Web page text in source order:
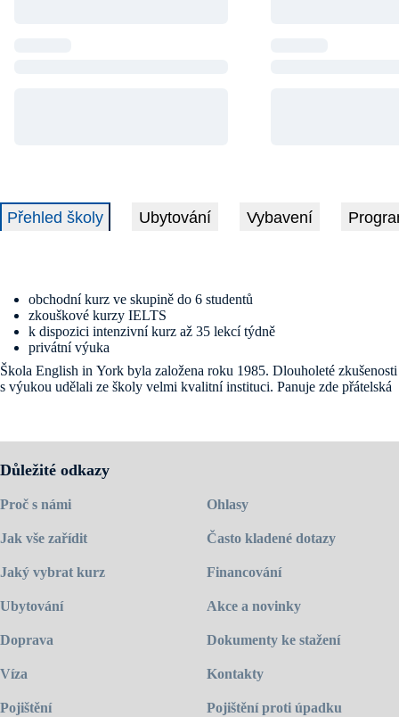
Přehled školy Ubytování Vybavení
obchodní kurz ve skupině do 6 studentů
zkouškové kurzy IELTS
k dispozici intenzivní kurz až 35 lekcí týdně
privátní výuka
Škola English in York byla založena roku 1985. Dlouholeté zkušenosti
s výukou udělali ze školy velmi kvalitní instituci. Panuje zde přátelská
které probíhají v miniskupině s max. 6 studenty. Lektor tak může
každému věnovat více pozornosti a vzniká také prostor sdílet pracovní
zkušenosti. Interiér školy má velmi reprezentativní vzhled a vybavení
splňuje požadavky pro kvalitní výuku. Coffee lounge s kávou, pitnou
vodou a denním tiskem zdarma je ideálním místem k relaxaci o
přestávkách.
Škola sídlí v budově z 18. století a nachází se asi 600 metrů od
poloze ideálním startovním místem pro výlety a zároveň nabízí spoustu
restaurací, kaváren i barů, ve kterých si každý najde to své.
Navštivte
Důležité odkazy
Proč s námi
Jak vše zařídit
Jaký vybrat kurz
Ubytování
Doprava
Víza
Pojištění
Ohlasy
Často kladené dotazy
Financování
Akce a novinky
Dokumenty ke stažení
Kontakty
Pojištění proti úpadku